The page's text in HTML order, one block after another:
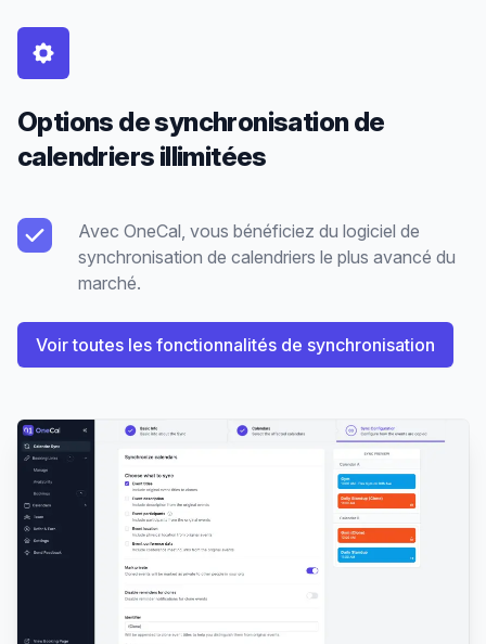
Options de synchronisation de
calendriers illimitées
Avec OneCal, vous bénéficiez du logiciel de
synchronisation de calendriers le plus avancé du
marché.
Voir toutes les fonctionnalités de synchronisation